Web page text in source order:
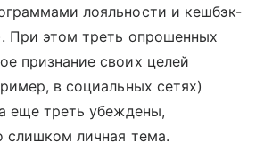
лояльности и кешбэк-
При этом треть опрошенных
признание своих целей
в социальных сетях)
еще треть убеждены,
слишком личная тема.